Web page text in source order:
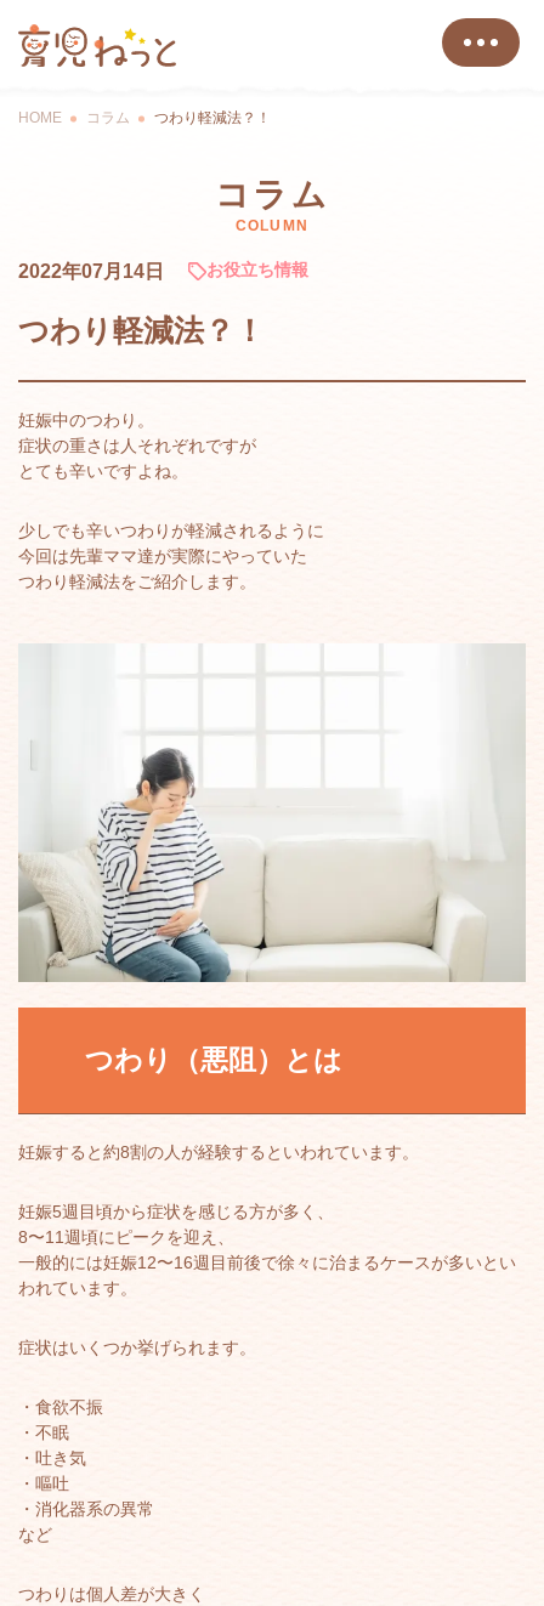
HOME コラム つわり軽減法？！
コラム
COLUMN
2022年07月14日 お役立ち情報
つわり軽減法？！
妊娠中のつわり。
症状の重さは人それぞれですが
とても辛いですよね。
少しでも辛いつわりが軽減されるように
今回は先輩ママ達が実際にやっていた
つわり軽減法をご紹介します。
つわり（悪阻）とは
妊娠すると約8割の人が経験するといわれています。
妊娠5週目頃から症状を感じる方が多く、
8〜11週頃にピークを迎え、
一般的には妊娠12〜16週目前後で徐々に治まるケースが多いとい
われています。
症状はいくつか挙げられます。
・食欲不振
・不眠
・吐き気
・嘔吐
・消化器系の異常
など
つわりは個人差が大きく